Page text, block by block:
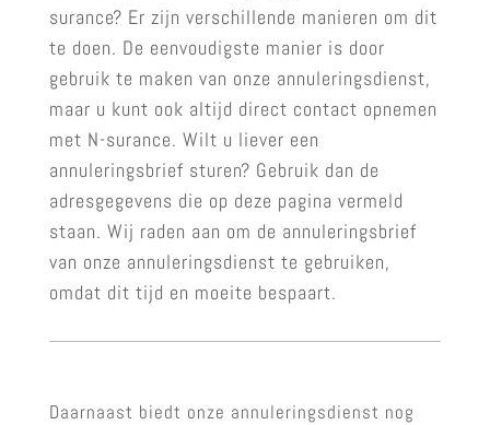
surance? Er zijn verschillende manieren om dit
te doen. De eenvoudigste manier is door
gebruik te maken van onze annuleringsdienst,
maar u kunt ook altijd direct contact opnemen
met N-surance. Wilt u liever een
annuleringsbrief sturen? Gebruik dan de
adresgegevens die op deze pagina vermeld
staan. Wij raden aan om de annuleringsbrief
van onze annuleringsdienst te gebruiken,
omdat dit tijd en moeite bespaart.
Daarnaast biedt onze annuleringsdienst nog